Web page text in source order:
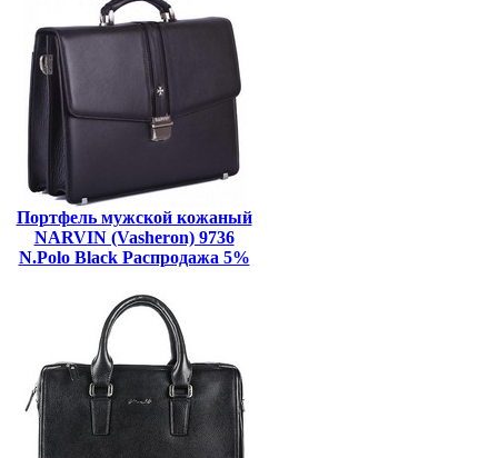
Портфель мужской кожаный
NARVIN (Vasheron) 9736
N.Polo Black Распродажа 5%